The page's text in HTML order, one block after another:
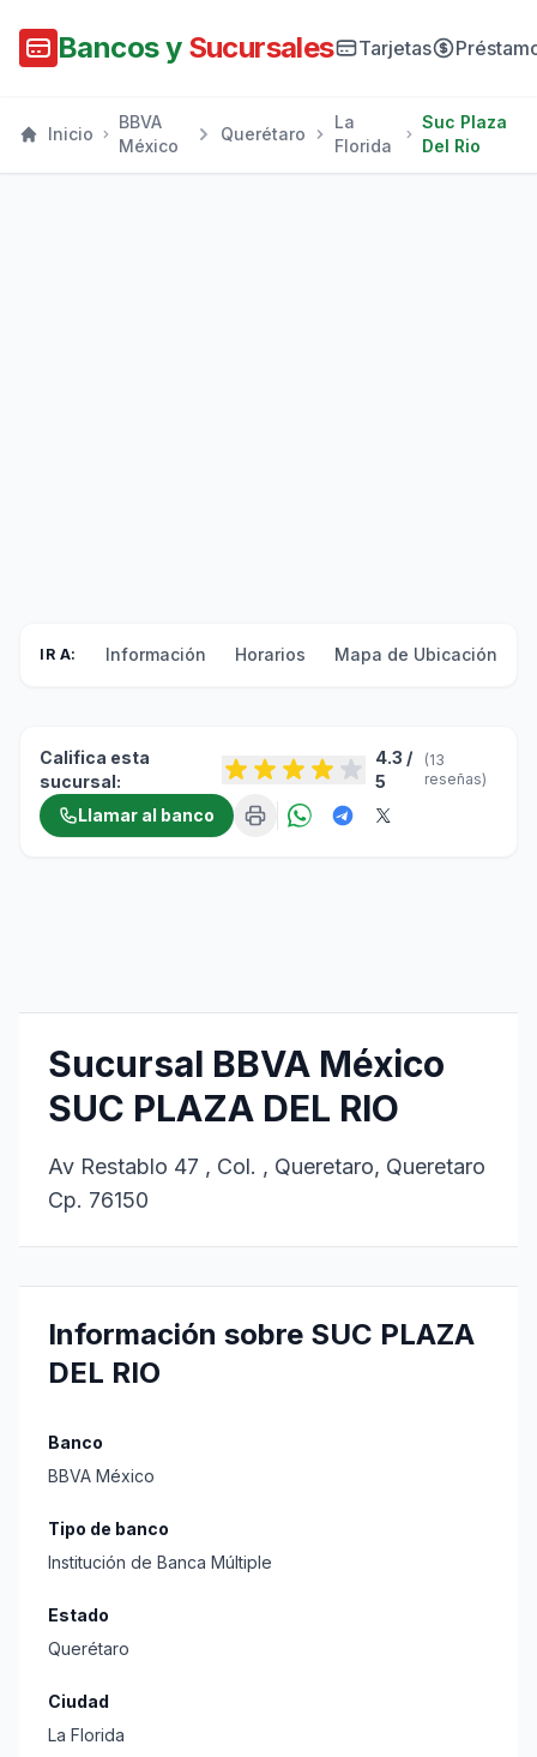
Bancos y Sucursales Tarjetas
Inicio
BBVA
México
Querétaro
La
Florida
Suc Plaza
Del Rio
IR A: Información Horarios Mapa de Ubicación
Califica esta
sucursal:
4.3 /
5
(13
reseñas)
Llamar al banco
Sucursal BBVA México
SUC PLAZA DEL RIO
Av Restablo 47 , Col. , Queretaro, Queretaro
Cp. 76150
Información sobre SUC PLAZA
DEL RIO
Banco
BBVA México
Tipo de banco
Institución de Banca Múltiple
Estado
Querétaro
Ciudad
La Florida